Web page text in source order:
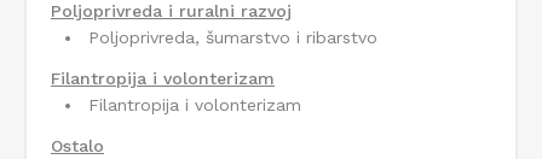
Poljoprivreda i ruralni razvoj
Poljoprivreda, šumarstvo i ribarstvo
Filantropija i volonterizam
Filantropija i volonterizam
Ostalo